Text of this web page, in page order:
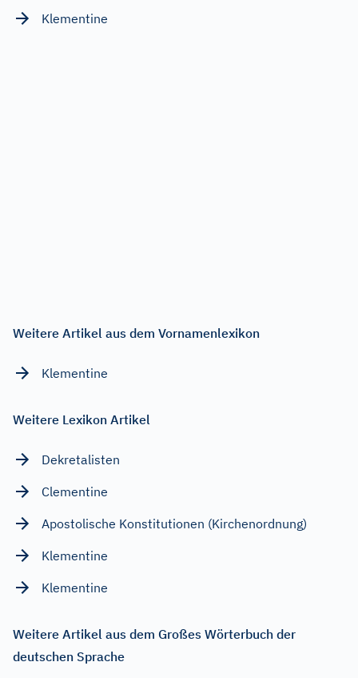
Klementine
Weitere Artikel aus dem Vornamenlexikon
Klementine
Weitere Lexikon Artikel
Dekretalisten
Clementine
Apostolische Konstitutionen (Kirchenordnung)
Klementine
Klementine
Weitere Artikel aus dem Großes Wörterbuch der
deutschen Sprache